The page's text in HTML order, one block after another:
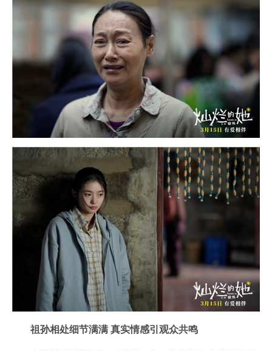
祖孙相处细节满满 真实情感引观众共鸣